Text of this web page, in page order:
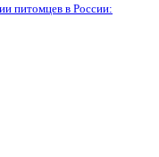
питомцев в России: